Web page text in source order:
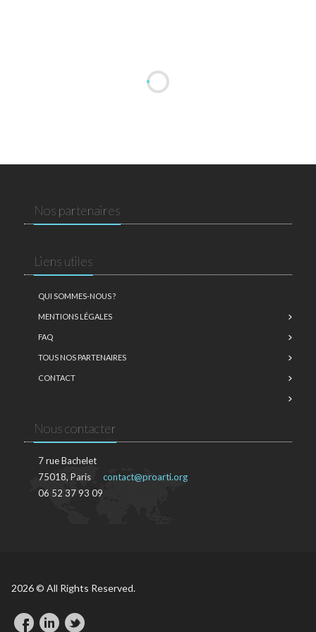
Nos partenaires
Liens utiles
QUI SOMMES-NOUS ?
MENTIONS LÉGALES
FAQ
TOUS NOS PARTENAIRES
CONTACT
Nous contacter
7 rue Bachelet
75018, Paris
06 52 37 93 09
contact@proarti.org
2026 © All Rights Reserved.